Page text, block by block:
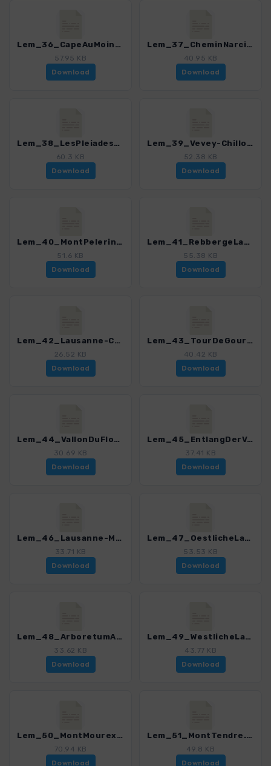
Lem_36_CapeAuMoine-DentDeJaman.gpx
57.95 KB
Download
Lem_37_CheminNarcisses-GorgeDuChauderon.gpx
40.95 KB
Download
Lem_38_LesPleiades-LeMolard.gpx
60.3 KB
Download
Lem_39_Vevey-Chillon-Villeneuve.gpx
52.38 KB
Download
Lem_40_MontPelerin.gpx
51.6 KB
Download
Lem_41_RebbergeLavaux.gpx
55.38 KB
Download
Lem_42_Lausanne-Cully.gpx
26.52 KB
Download
Lem_43_TourDeGourze.gpx
40.42 KB
Download
Lem_44_VallonDuFlon-Lausanne.gpx
30.69 KB
Download
Lem_45_EntlangDerVenoge.gpx
37.41 KB
Download
Lem_46_Lausanne-Morges.gpx
33.71 KB
Download
Lem_47_OestlicheLaCote.gpx
53.53 KB
Download
Lem_48_ArboretumAubonne.gpx
33.62 KB
Download
Lem_49_WestlicheLaCote.gpx
43.77 KB
Download
Lem_50_MontMourex.gpx
70.94 KB
Download
Lem_51_MontTendre.gpx
49.8 KB
Download